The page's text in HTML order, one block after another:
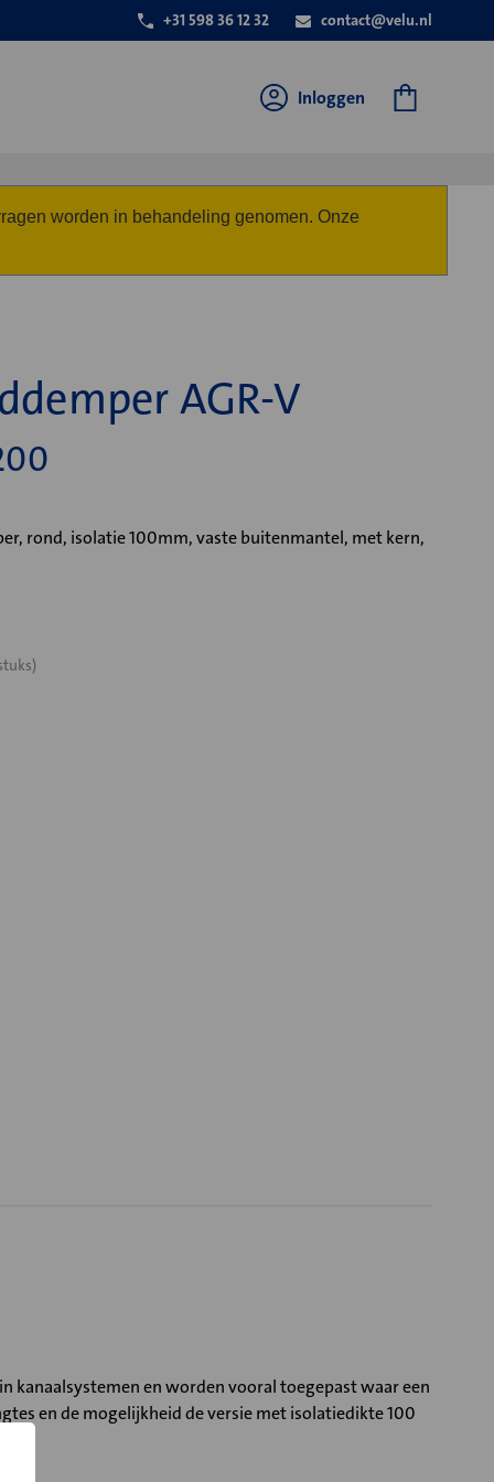
+31 598 36 12 32 contact@velu.nl
Inloggen
worden in behandeling genomen. Onze
AGR-V
rond, isolatie 100mm, vaste buitenmantel, met kern,
kanaalsystemen en worden vooral toegepast waar een
en de mogelijkheid de versie met isolatiedikte 100